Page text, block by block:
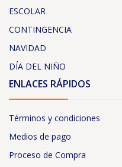
ESCOLAR
CONTINGENCIA
NAVIDAD
DÍA DEL NIÑO
ENLACES RÁPIDOS
Términos y condiciones
Medios de pago
Proceso de Compra